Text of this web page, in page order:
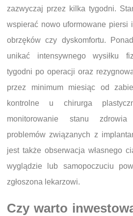
zazwyczaj przez kilka tygodni.
wspierać nowo uformowane piersi
obrzęków czy dyskomfortu.
unikać intensywnego wysiłku
tygodni po operacji oraz
przez minimum miesiąc od
kontrolne u chirurga
monitorowanie stanu
problemów związanych z
jest także obserwacja własnego
wyglądzie lub samopoczuciu
zgłoszona lekarzowi.
Czy warto